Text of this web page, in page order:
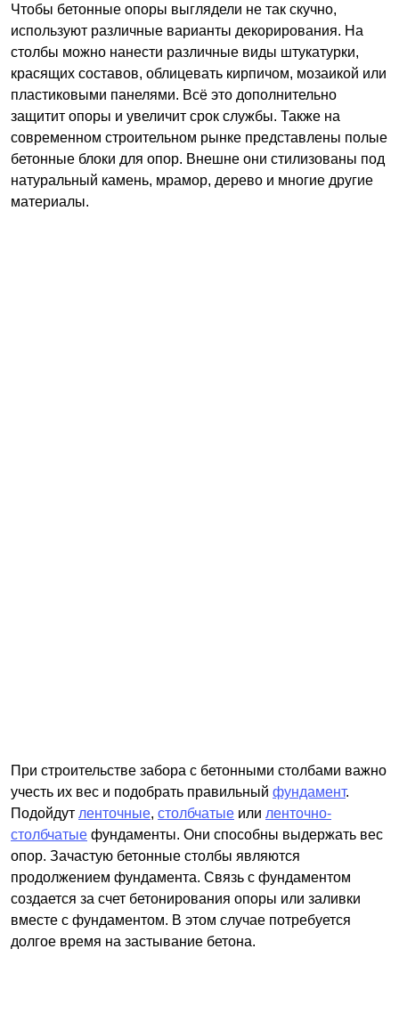
Чтобы бетонные опоры выглядели не так скучно,
используют различные варианты декорирования. На
столбы можно нанести различные виды штукатурки,
красящих составов, облицевать кирпичом, мозаикой или
пластиковыми панелями. Всё это дополнительно
защитит опоры и увеличит срок службы. Также на
современном строительном рынке представлены полые
бетонные блоки для опор. Внешне они стилизованы под
натуральный камень, мрамор, дерево и многие другие
материалы.
При строительстве забора с бетонными столбами важно
учесть их вес и подобрать правильный фундамент.
Подойдут ленточные, столбчатые или ленточно-
столбчатые фундаменты. Они способны выдержать вес
опор. Зачастую бетонные столбы являются
продолжением фундамента. Связь с фундаментом
создается за счет бетонирования опоры или заливки
вместе с фундаментом. В этом случае потребуется
долгое время на застывание бетона.